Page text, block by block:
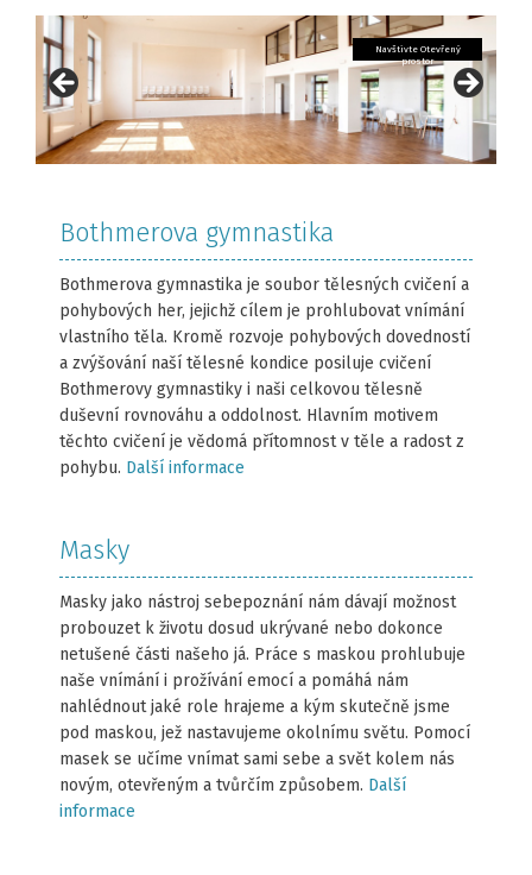
Navštivte Otevřený
prostor
Navštivte Otevřený
prostor
Navštivte Otevřený
prostor
Navštivte Otevřený
prostor
Navštivte Otevřený
prostor
Navštivte Otevřený
prostor
Navštivte Otevřený
prostor
Navštivte Otevřený
prostor
Bothmerova gymnastika
Bothmerova gymnastika je soubor tělesných cvičení a
pohybových her, jejichž cílem je prohlubovat vnímání
vlastního těla. Kromě rozvoje pohybových dovedností
a zvýšování naší tělesné kondice posiluje cvičení
Bothmerovy gymnastiky i naši celkovou tělesně
duševní rovnováhu a oddolnost. Hlavním motivem
těchto cvičení je vědomá přítomnost v těle a radost z
pohybu. Další informace
Masky
Masky jako nástroj sebepoznání nám dávají možnost
probouzet k životu dosud ukrývané nebo dokonce
netušené části našeho já. Práce s maskou prohlubuje
naše vnímání i prožívání emocí a pomáhá nám
nahlédnout jaké role hrajeme a kým skutečně jsme
pod maskou, jež nastavujeme okolnímu světu. Pomocí
masek se učíme vnímat sami sebe a svět kolem nás
novým, otevřeným a tvůrčím způsobem. Další
informace